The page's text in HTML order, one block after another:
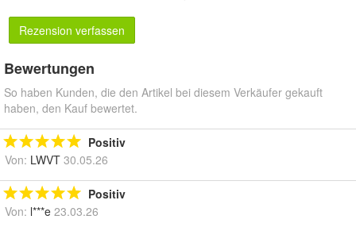
Rezension verfassen
Bewertungen
So haben Kunden, die den Artikel bei diesem Verkäufer gekauft
haben, den Kauf bewertet.
Positiv
Von: LWVT 30.05.26
Positiv
Von: l***e 23.03.26